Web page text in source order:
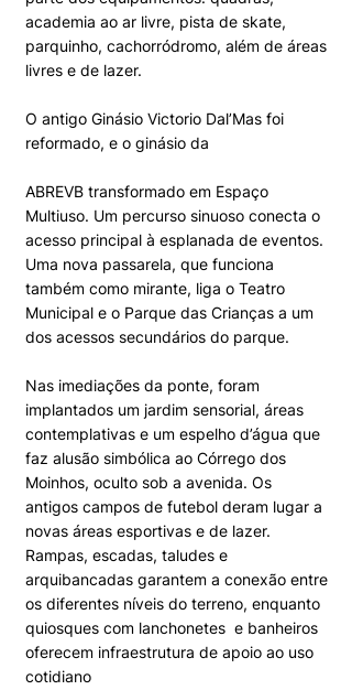
academia ao ar livre, pista de skate,
parquinho, cachorródromo, além de áreas
livres e de lazer.
O antigo Ginásio Victorio Dal’Mas foi
reformado, e o ginásio da
ABREVB transformado em Espaço
Multiuso. Um percurso sinuoso conecta o
acesso principal à esplanada de eventos.
Uma nova passarela, que funciona
também como mirante, liga o Teatro
Municipal e o Parque das Crianças a um
dos acessos secundários do parque.
Nas imediações da ponte, foram
implantados um jardim sensorial, áreas
contemplativas e um espelho d’água que
faz alusão simbólica ao Córrego dos
Moinhos, oculto sob a avenida. Os
antigos campos de futebol deram lugar a
novas áreas esportivas e de lazer.
Rampas, escadas, taludes e
arquibancadas garantem a conexão entre
os diferentes níveis do terreno, enquanto
quiosques com lanchonetes e banheiros
oferecem infraestrutura de apoio ao uso
cotidiano